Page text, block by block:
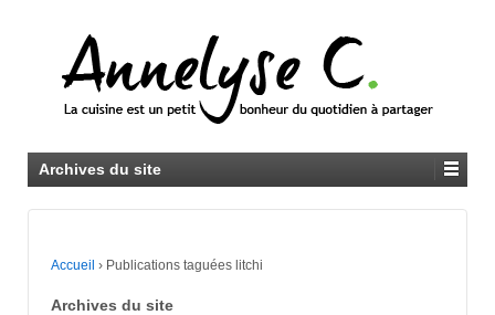
Archives du site
Accueil › Publications taguées litchi
Archives du site